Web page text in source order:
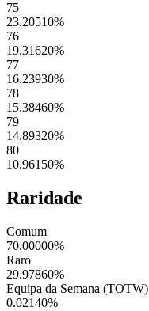
75
23.20510%
76
19.31620%
77
16.23930%
78
15.38460%
79
14.89320%
80
10.96150%
Raridade
Comum
70.00000%
Raro
29.97860%
Equipa da Semana (TOTW)
0.02140%